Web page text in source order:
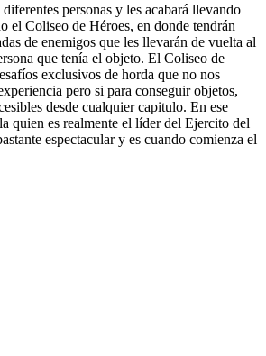
personas y les acabará llevando
el Coliseo de Héroes, en donde tendrán
de enemigos que les llevarán de vuelta al
que tenía el objeto. El Coliseo de
exclusivos de horda que no nos
pero si para conseguir objetos,
desde cualquier capitulo. En ese
quien es realmente el líder del Ejercito del
espectacular y es cuando comienza el